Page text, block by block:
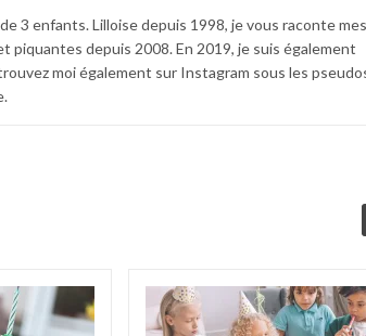
3 enfants. Lilloise depuis 1998, je vous raconte mes
piquantes depuis 2008. En 2019, je suis également
moi également sur Instagram sous les